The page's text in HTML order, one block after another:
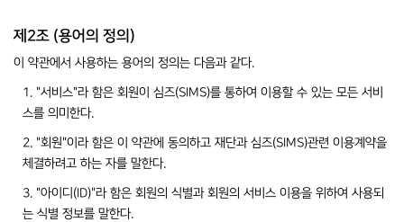
제2조 (용어의 정의)
이 약관에서 사용하는 용어의 정의는 다음과 같다.
1. "서비스"라 함은 회원이 심즈(SIMS)를 통하여 이용할 수 있는 모든 서비
스를 의미한다.
2. "회원"이라 함은 이 약관에 동의하고 재단과 심즈(SIMS)관련 이용계약을
체결하려고 하는 자를 말한다.
3. "아이디(ID)"라 함은 회원의 식별과 회원의 서비스 이용을 위하여 사용되
는 식별 정보를 말한다.